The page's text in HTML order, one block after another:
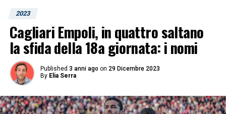
2023
Cagliari Empoli, in quattro saltano
la sfida della 18a giornata: i nomi
Published 3 anni ago on 29 Dicembre 2023
By Elia Serra